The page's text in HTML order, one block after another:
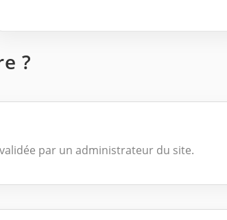
?
par un administrateur du site.